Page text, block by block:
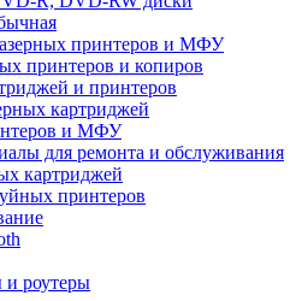
принтеров и МФУ
принтеров и копиров
и принтеров
картриджей
и МФУ
для ремонта и обслуживания
картриджей
принтеров
роутеры